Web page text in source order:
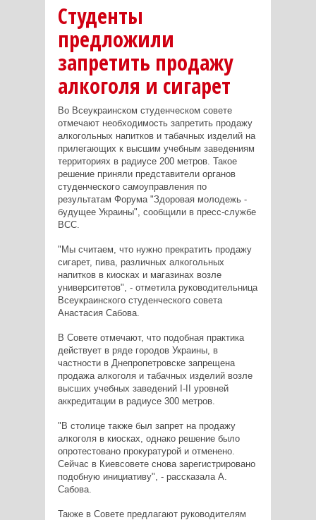
Студенты
предложили
запретить продажу
алкоголя и сигарет
Во Всеукраинском студенческом совете
отмечают необходимость запретить продажу
алкогольных напитков и табачных изделий на
прилегающих к высшим учебным заведениям
территориях в радиусе 200 метров. Такое
решение приняли представители органов
студенческого самоуправления по
результатам Форума "Здоровая молодежь -
будущее Украины", сообщили в пресс-службе
ВСС.
"Мы считаем, что нужно прекратить продажу
сигарет, пива, различных алкогольных
напитков в киосках и магазинах возле
университетов", - отметила руководительница
Всеукраинского студенческого совета
Анастасия Сабова.
В Совете отмечают, что подобная практика
действует в ряде городов Украины, в
частности в Днепропетровске запрещена
продажа алкоголя и табачных изделий возле
высших учебных заведений I-II уровней
аккредитации в радиусе 300 метров.
"В столице также был запрет на продажу
алкоголя в киосках, однако решение было
опротестовано прокуратурой и отменено.
Сейчас в Киевсовете снова зарегистрировано
подобную инициативу", - рассказала А.
Сабова.
Также в Совете предлагают руководителям